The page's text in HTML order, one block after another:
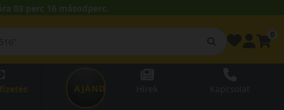
03 perc 15 másodperc.
AJÁNDÉKUTALVÁNY